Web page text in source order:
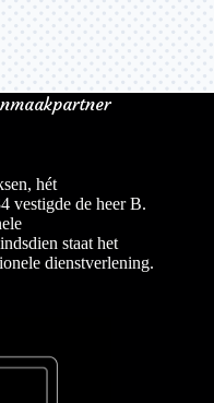
hét
vestigde de heer B.
staat het
dienstverlening.